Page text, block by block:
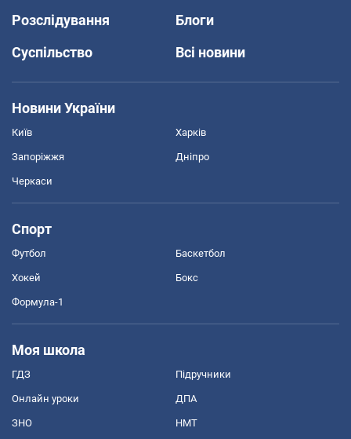
Розслідування
Блоги
Суспільство
Всі новини
Новини України
Київ Харків
Запоріжжя Дніпро
Черкаси
Спорт
Футбол Баскетбол
Хокей Бокс
Формула-1
Моя школа
ГДЗ Підручники
Онлайн уроки ДПА
ЗНО НМТ